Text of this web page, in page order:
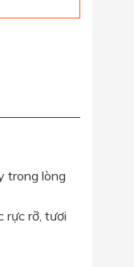
trong lòng
rực rỡ, tươi